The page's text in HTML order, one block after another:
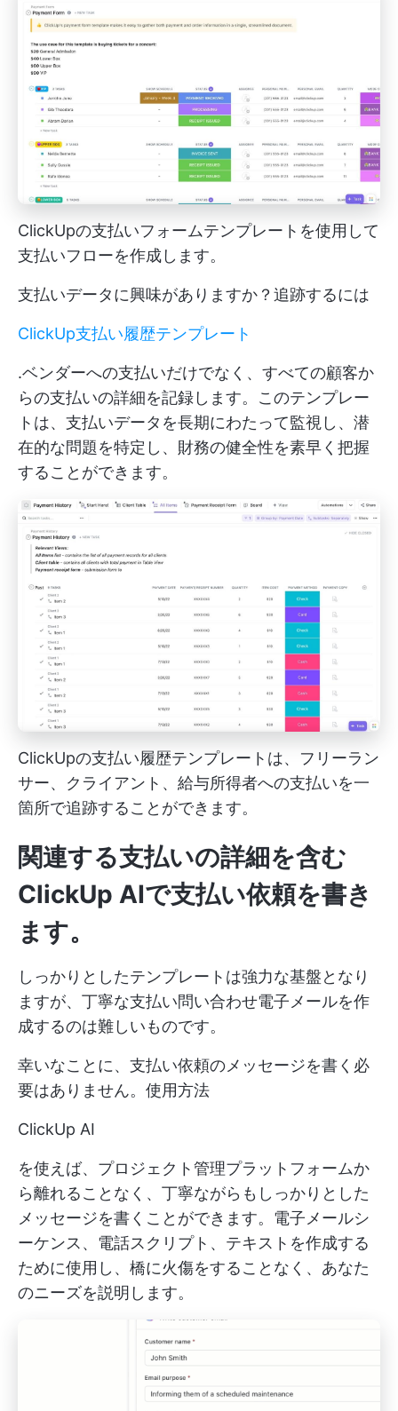
ClickUpの支払いフォームテンプレートを使用して
支払いフローを作成します。
支払いデータに興味がありますか？追跡するには
ClickUp支払い履歴テンプレート
.ベンダーへの支払いだけでなく、すべての顧客か
らの支払いの詳細を記録します。このテンプレー
トは、支払いデータを長期にわたって監視し、潜
在的な問題を特定し、財務の健全性を素早く把握
することができます。
ClickUpの支払い履歴テンプレートは、フリーラン
サー、クライアント、給与所得者への支払いを一
箇所で追跡することができます。
関連する支払いの詳細を含む
ClickUp AIで支払い依頼を書き
ます。
しっかりとしたテンプレートは強力な基盤となり
ますが、丁寧な支払い問い合わせ電子メールを作
成するのは難しいものです。
幸いなことに、支払い依頼のメッセージを書く必
要はありません。使用方法
ClickUp AI
を使えば、プロジェクト管理プラットフォームか
ら離れることなく、丁寧ながらもしっかりとした
メッセージを書くことができます。電子メールシ
ーケンス、電話スクリプト、テキストを作成する
ために使用し、橋に火傷をすることなく、あなた
のニーズを説明します。